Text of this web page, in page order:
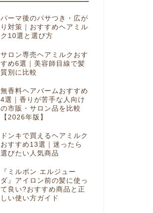
パーマ後のパサつき・広が
り対策｜おすすめヘアミル
ク10選と選び方
サロン専売ヘアミルクおす
すめ6選｜美容師目線で髪
質別に比較
無香料ヘアバームおすすめ
4選｜香りが苦手な人向け
の市販・サロン品を比較
【2026年版】
ドンキで買えるヘアミルク
おすすめ13選｜迷ったら
選びたい人気商品
『ミルボン エルジュー
ダ』アイロン前の髪に使っ
て良い?おすすめ商品と正
しい使い方ガイド